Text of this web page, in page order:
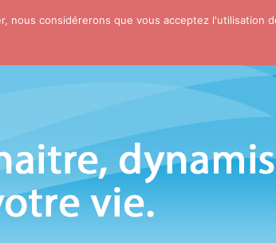
nous considérerons que vous acceptez l'utilisation